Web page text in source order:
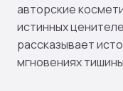
авторские
истинных
рассказывает
мгновениях